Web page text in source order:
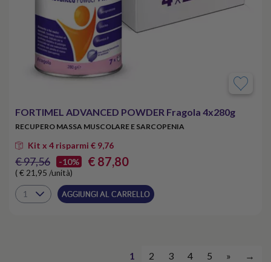
FORTIMEL ADVANCED POWDER Fragola 4x280g
RECUPERO MASSA MUSCOLARE E SARCOPENIA
Kit x 4 risparmi € 9,76
€ 97,56 -10% € 87,80
( € 21,95 /unità)
AGGIUNGI AL CARRELLO
1 2 3 4 5 » →